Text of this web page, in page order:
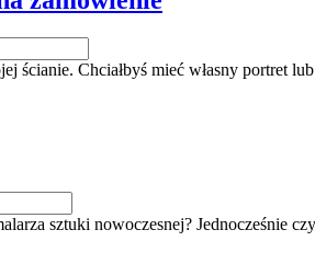
ścianie. Chciałbyś mieć własny portret
sztuki nowoczesnej? Jednocześnie